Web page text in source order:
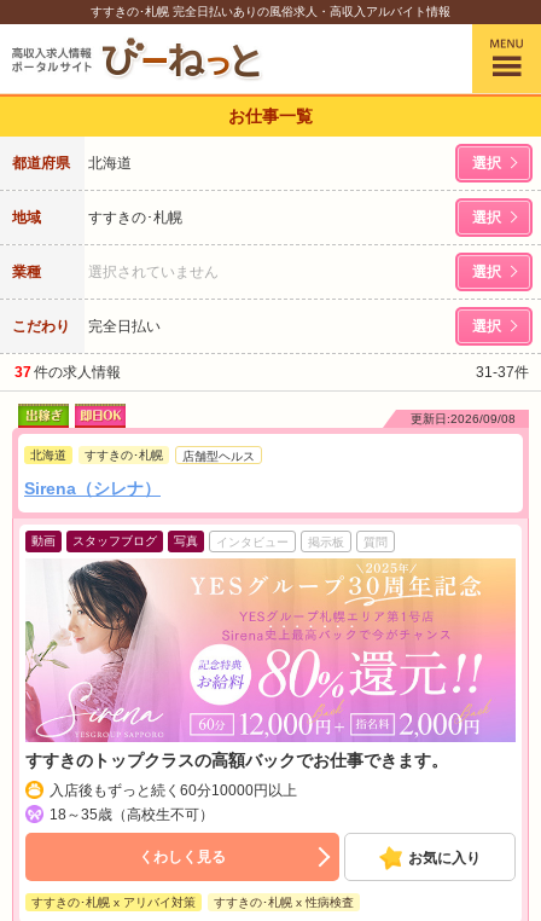
すすきの･札幌 完全日払いありの風俗求人・高収入アルバイト情報
お仕事一覧
都道府県 北海道 選択
地域 すすきの･札幌 選択
業種 選択されていません 選択
こだわり 完全日払い 選択
37件の求人情報 31-37件
更新日:2026/09/08
北海道 すすきの･札幌 店舗型ヘルス
Sirena（シレナ）
動画 スタッフブログ 写真 インタビュー 掲示板 質問
すすきのトップクラスの高額バックでお仕事できます。
入店後もずっと続く60分10000円以上
18～35歳（高校生不可）
くわしく見る お気に入り
すすきの･札幌 x アリバイ対策 すすきの･札幌 x 性病検査